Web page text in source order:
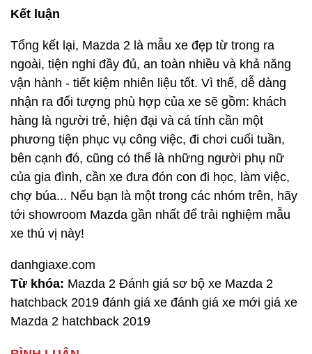
Kết luận
Tổng kết lại, Mazda 2 là mẫu xe đẹp từ trong ra
ngoài, tiện nghi đầy đủ, an toàn nhiều và khả năng
vận hành - tiết kiệm nhiên liệu tốt. Vì thế, dễ dàng
nhận ra đối tượng phù hợp của xe sẽ gồm: khách
hàng là người trẻ, hiện đại và cá tính cần một
phương tiện phục vụ công việc, đi chơi cuối tuần,
bên cạnh đó, cũng có thể là những người phụ nữ
của gia đình, cần xe đưa đón con đi học, làm việc,
chợ búa... Nếu bạn là một trong các nhóm trên, hãy
tới showroom Mazda gần nhất để trải nghiệm mẫu
xe thú vị này!
danhgiaxe.com
Từ khóa: Mazda 2 Đánh giá sơ bộ xe Mazda 2
hatchback 2019 đánh giá xe đánh giá xe mới giá xe
Mazda 2 hatchback 2019